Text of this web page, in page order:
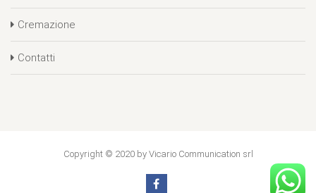
Cremazione
Contatti
Copyright © 2020 by Vicario Communication srl